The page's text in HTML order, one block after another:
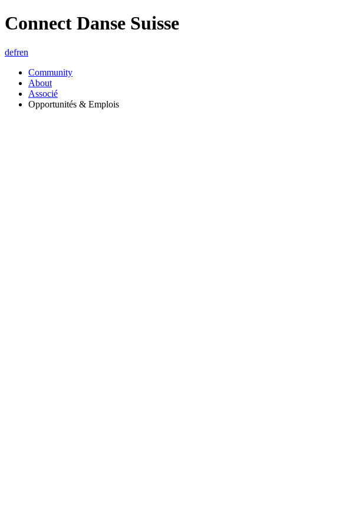
Connect Danse Suisse
defren
Community
About
Associé
Opportunités & Emplois